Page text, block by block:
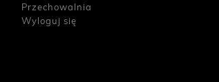
Przechowalnia
Wyloguj się